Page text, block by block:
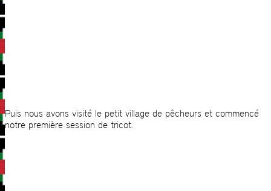
Puis nous avons visité le petit village de pêcheurs et commencé
notre première session de tricot.